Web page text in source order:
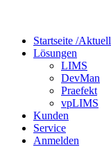
Startseite /Aktuell
Lösungen
LIMS
DevMan
Praefekt
vpLIMS
Kunden
Service
Anmelden